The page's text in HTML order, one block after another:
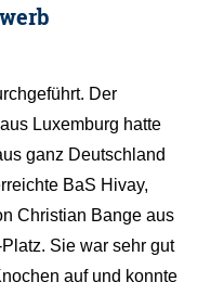
Der
Luxemburg hatte
ganz Deutschland
BaS Hivay,
Christian Bange aus
Sie war sehr gut
auf und konnte